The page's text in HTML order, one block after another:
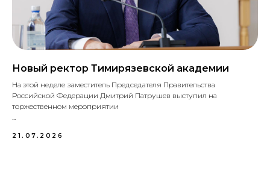
Новый ректор Тимирязевской академии
На этой неделе заместитель Председателя Правительства
Российской Федерации Дмитрий Патрушев выступил на
торжественном мероприятии
21.07.2026